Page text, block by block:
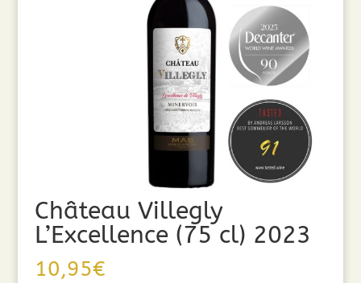
Château Villegly
L’Excellence (75 cl) 2023
10,95€